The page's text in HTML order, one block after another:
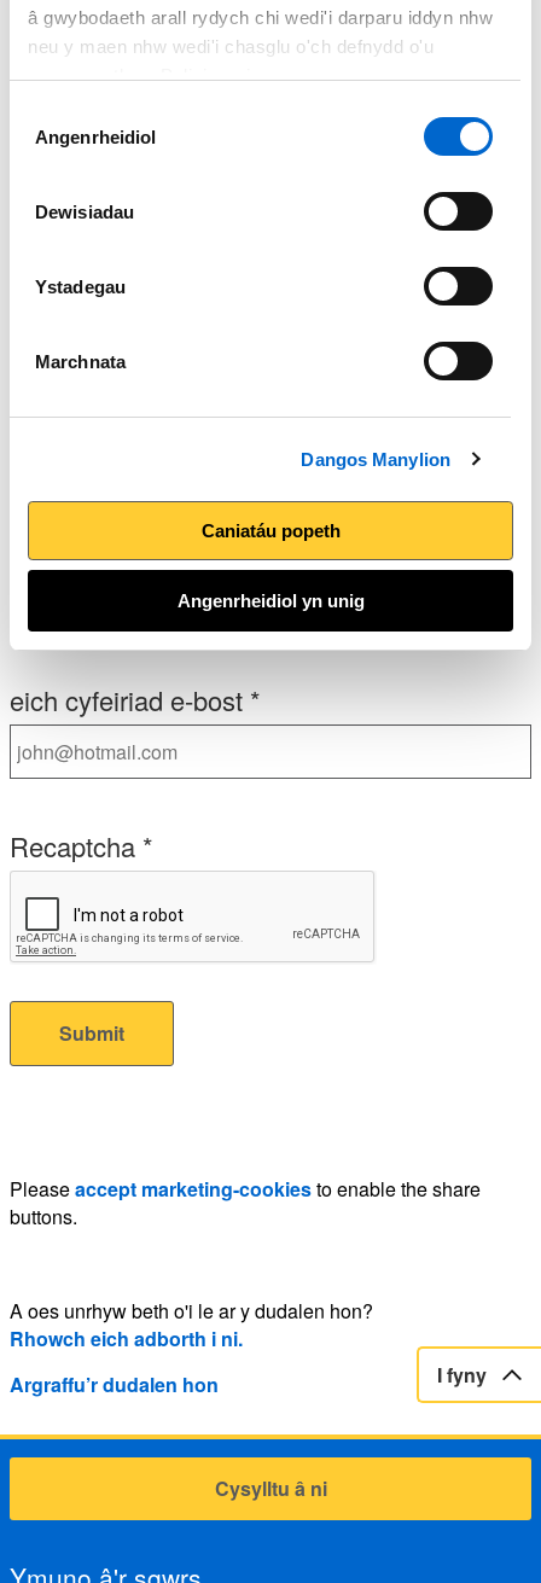
â gwybodaeth arall rydych chi wedi'i darparu iddyn nhw
neu y maen nhw wedi'i chasglu o'ch defnydd o'u
gwasanaethau. Polisi cwcis
Caniatâd
Angenrheidiol
Dewisiadau
Ystadegau
Marchnata
Dangos Manylion
Caniatáu popeth
Angenrheidiol yn unig
Do - yn rhannol
Ydych chi eisiau ateb?
Oes
eich cyfeiriad e-bost *
Recaptcha *
Pleaseaccept marketing-cookiesto enable the share
buttons.
A oes unrhyw beth o'i le ar y dudalen hon?
Rhowch eich adborth i ni.
Argraffu’r dudalen hon
I fyny
Cysylltu â ni